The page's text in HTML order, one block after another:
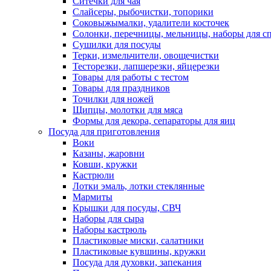
Слайсеры, рыбочистки, топорики
Соковыжымалки, удалители косточек
Солонки, перечницы, мельницы, наборы для
Сушилки для посуды
Терки, измельчители, овощечистки
Тесторезки, лапшерезки, яйцерезки
Товары для работы с тестом
Товары для праздников
Точилки для ножей
Щипцы, молотки для мяса
Формы для декора, сепараторы для яиц
Посуда для приготовления
Воки
Казаны, жаровни
Ковши, кружки
Кастрюли
Лотки эмаль, лотки стеклянные
Мармиты
Крышки для посуды, СВЧ
Наборы для сыра
Наборы кастрюль
Пластиковые миски, салатники
Пластиковые кувшины, кружки
Посуда для духовки, запекания